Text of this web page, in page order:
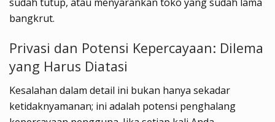
bangkrut.
Privasi dan Potensi Kepercayaan: Dilema
yang Harus Diatasi
Kesalahan dalam detail ini bukan hanya sekadar
ketidaknyamanan; ini adalah potensi penghalang